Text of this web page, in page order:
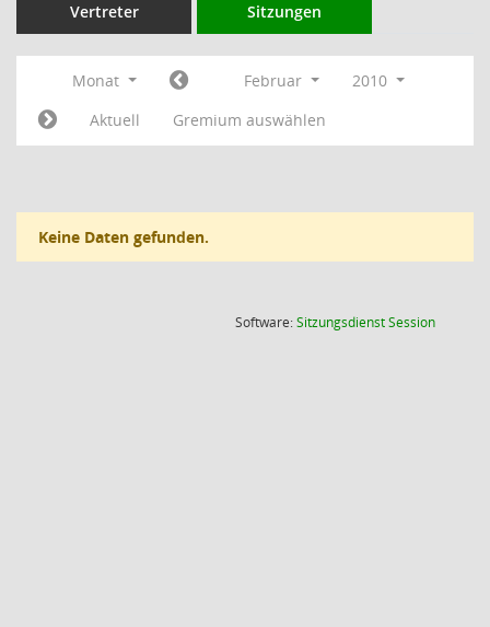
Vertreter Sitzungen
Monat Februar
2010
Aktuell
Gremium auswählen
Keine Daten gefunden.
Software:SitzungsdienstSession(Wird in